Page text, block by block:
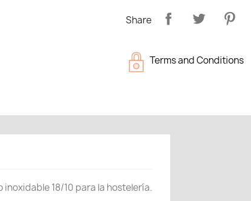
Share
Terms and Conditions
18/10 para la hostelería.